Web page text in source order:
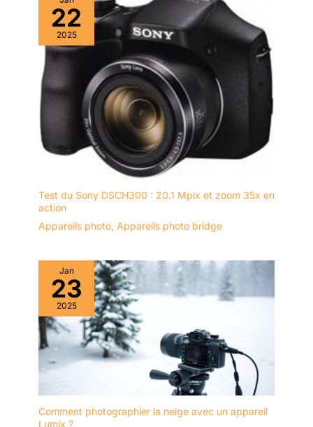
22
2025
Test du Sony DSCH300 : 20.1 Mpix et zoom 35x en
action
Appareils photo, Appareils photo bridge
Jan
23
2025
Comment photographier la neige avec un appareil
Lumix ?